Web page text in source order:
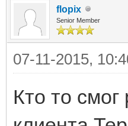
flopix
Senior Member
07-11-2015,
Кто то